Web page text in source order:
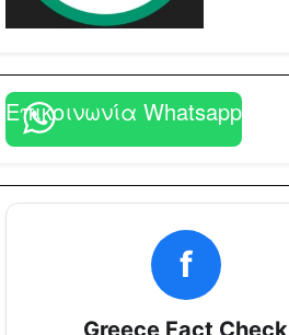
Επικοινωνία Whatsapp
f
Greece Fact Check